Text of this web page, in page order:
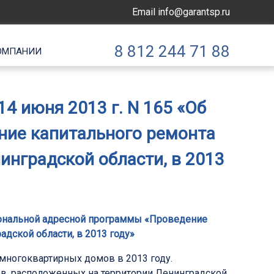
Email info@garantsp.ru
8 812 244 71 88
июня 2013 г. N 165 «Об
капитального ремонта
области, в 2013
адресной программы «Проведение
области, в 2013 году»
домов в 2013 году.